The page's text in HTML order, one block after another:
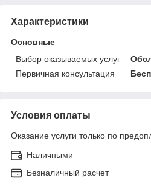
Характеристики
Основные
Выбор оказываемых услуг
Первичная консультация
Условия оплаты
Оказание услуги только по
Наличными
Безналичный расчет